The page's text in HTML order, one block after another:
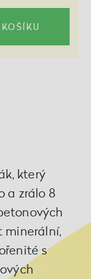
který
a zrálo 8
minerální,
s